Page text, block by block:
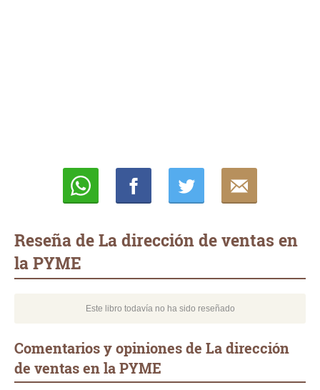
Reseña de La dirección de ventas en
la PYME
Este libro todavía no ha sido reseñado
Comentarios y opiniones de La dirección
de ventas en la PYME